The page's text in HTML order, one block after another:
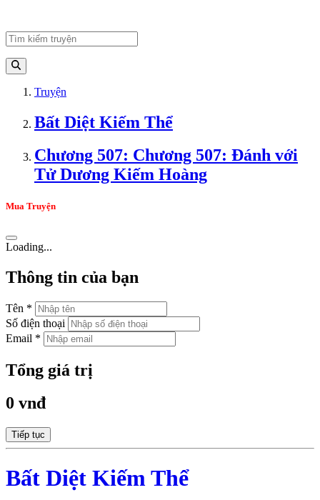
Truyện
Bất Diệt Kiếm Thể
Chương 507: Chương 507: Đánh với
Tử Dương Kiếm Hoàng
Mua Truyện
Loading...
Thông tin của bạn
Tên *
Số điện thoại
Email *
Tổng giá trị
0 vnđ
Tiếp tục
Bất Diệt Kiếm Thể